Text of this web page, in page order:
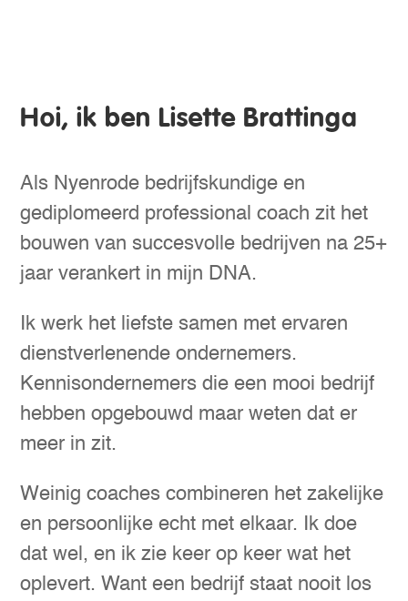
Hoi, ik ben Lisette Brattinga
Als Nyenrode bedrijfskundige en
gediplomeerd professional coach zit het
bouwen van succesvolle bedrijven na 25+
jaar verankert in mijn DNA.
Ik werk het liefste samen met ervaren
dienstverlenende ondernemers.
Kennisondernemers die een mooi bedrijf
hebben opgebouwd maar weten dat er
meer in zit.
Weinig coaches combineren het zakelijke
en persoonlijke echt met elkaar. Ik doe
dat wel, en ik zie keer op keer wat het
oplevert. Want een bedrijf staat nooit los